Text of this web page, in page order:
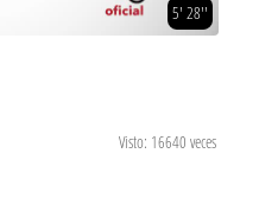
5' 28''
Visto: 16640 veces